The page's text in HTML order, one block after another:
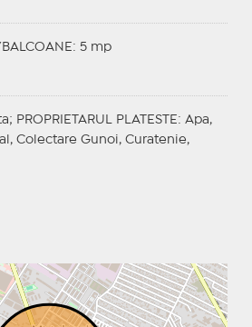
BALCOANE: 5 mp
PROPRIETARUL PLATESTE : Apa,
Colectare Gunoi, Curatenie,